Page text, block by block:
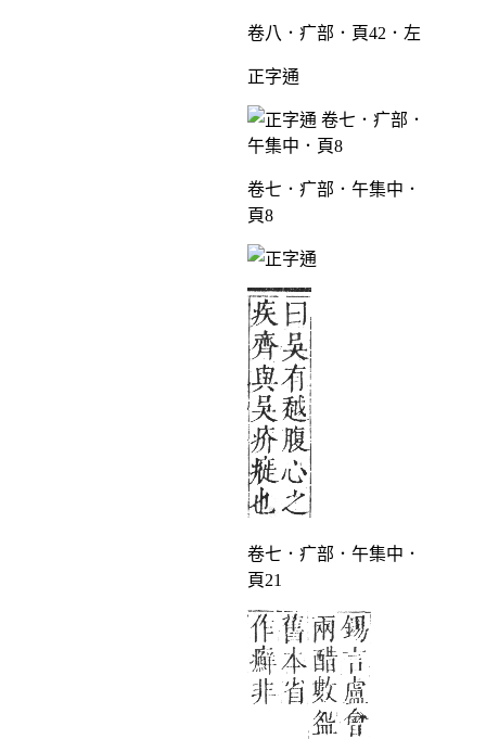
卷八．疒部．頁42．左
正字通
卷七．疒部．午集中．
頁8
卷七．疒部．午集中．
頁21